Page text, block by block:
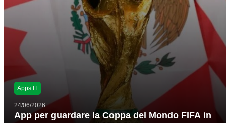
Apps IT
24/06/2026
App per guardare la Coppa del Mondo FIFA in